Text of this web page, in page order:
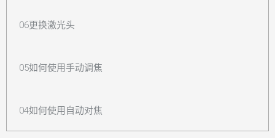
06更换激光头
05如何使用手动调焦
04如何使用自动对焦